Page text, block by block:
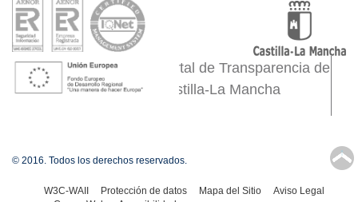
Portal de Transparencia de
Castilla-La Mancha
↑
© 2016. Todos los derechos reservados.
W3C-WAII Protección de datos Mapa del Sitio
Aviso Legal